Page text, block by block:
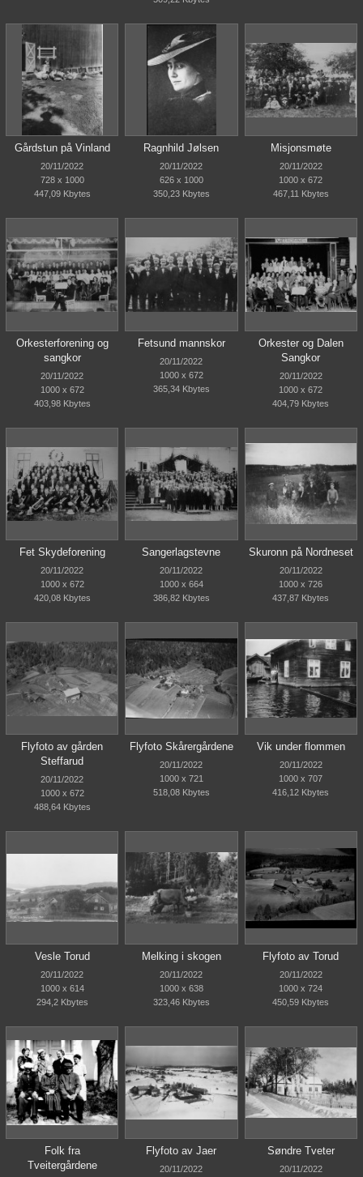
Gårdstun på Vinland
20/11/2022
728 x 1000
447,09 Kbytes
Ragnhild Jølsen
20/11/2022
626 x 1000
350,23 Kbytes
Misjonsmøte
20/11/2022
1000 x 672
467,11 Kbytes
Orkesterforening og
sangkor
20/11/2022
1000 x 672
403,98 Kbytes
Fetsund mannskor
20/11/2022
1000 x 672
365,34 Kbytes
Orkester og Dalen
Sangkor
20/11/2022
1000 x 672
404,79 Kbytes
Fet Skydeforening
20/11/2022
1000 x 672
420,08 Kbytes
Sangerlagstevne
20/11/2022
1000 x 664
386,82 Kbytes
Skuronn på Nordneset
20/11/2022
1000 x 726
437,87 Kbytes
Flyfoto av gården
Steffarud
20/11/2022
1000 x 672
488,64 Kbytes
Flyfoto Skårergårdene
20/11/2022
1000 x 721
518,08 Kbytes
Vik under flommen
20/11/2022
1000 x 707
416,12 Kbytes
Vesle Torud
20/11/2022
1000 x 614
294,2 Kbytes
Melking i skogen
20/11/2022
1000 x 638
323,46 Kbytes
Flyfoto av Torud
20/11/2022
1000 x 724
450,59 Kbytes
Folk fra
Tveitergårdene
Flyfoto av Jaer
20/11/2022
Søndre Tveter
20/11/2022